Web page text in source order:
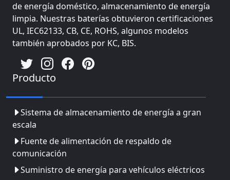
de energía doméstico, almacenamiento de energía
limpia. Nuestras baterías obtuvieron certificaciones
UL, IEC62133, CB, CE, ROHS, algunos modelos
también aprobados por KC, BIS.
Producto
Sistema de almacenamiento de energía a gran
escala
Fuente de alimentación de respaldo de
comunicación
Suministro de energía para vehículos eléctricos